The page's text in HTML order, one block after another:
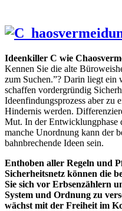
Ideenkiller C wie
Kennen Sie die alte
zum Suchen.”? Darin liegt ein
schaffen vordergründig
Ideenfindungsprozess aber zu
Hindernis werden.
Mut. In der Entwicklungphase
manche Unordnung kann der
bahnbrechende Ideen sein.
Enthoben aller Regeln und
Sicherheitsnetz können die
Sie sich vor Erbsenzählern
System und Ordnung zu
wächst mit der Freiheit im